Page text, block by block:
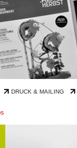
DRUCK & MAILING